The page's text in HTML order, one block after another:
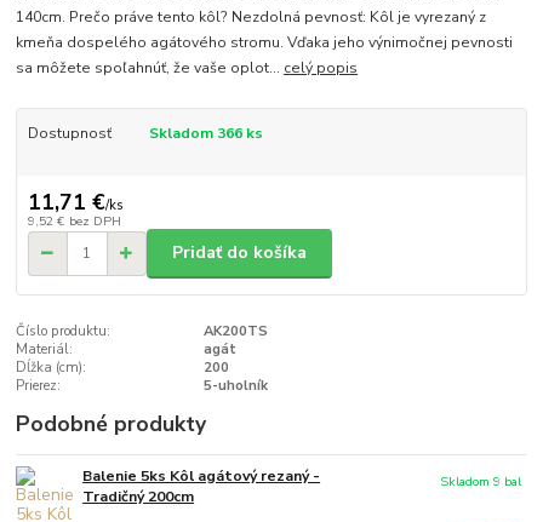
140cm. Prečo práve tento kôl? Nezdolná pevnosť: Kôl je vyrezaný z
kmeňa dospelého agátového stromu. Vďaka jeho výnimočnej pevnosti
sa môžete spoľahnúť, že vaše oplot... celý popis
Dostupnosť Skladom 366 ks
11,71 €/ks
9,52 € bez DPH
Pridať do košíka
Číslo produktu:
AK200TS
Materiál:
agát
Dĺžka (cm):
200
Prierez:
5-uholník
Podobné produkty
Balenie 5ks Kôl agátový rezaný -
Tradičný 200cm
Skladom 9 bal